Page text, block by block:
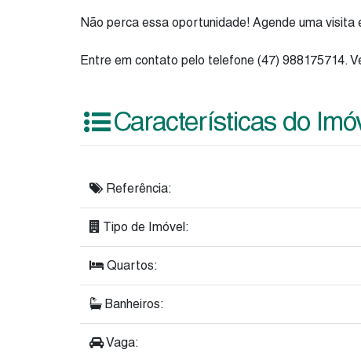
Não perca essa oportunidade! Agende uma visita
Entre em contato pelo telefone (47) 988175714.
Características do
Referência:
Tipo de Imóvel:
Quartos:
Banheiros:
Vaga: